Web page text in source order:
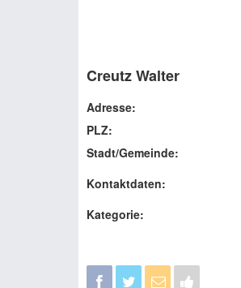
Creutz Walter
Adresse:
PLZ:
Stadt/Gemeinde:
Kontaktdaten:
Kategorie: